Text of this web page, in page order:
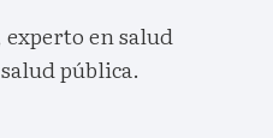
en salud
pública.